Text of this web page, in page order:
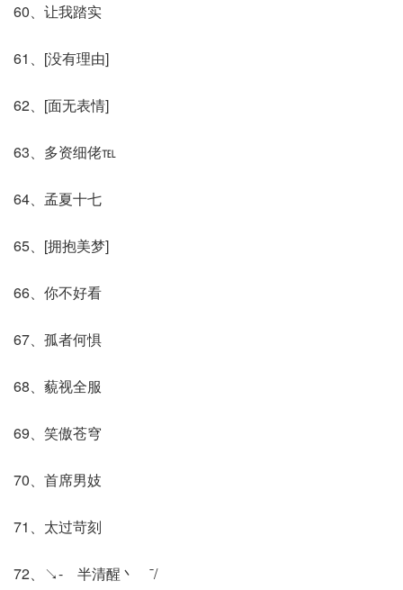
60、让我踏实
61、[没有理由]
62、[面无表情]
63、多资细佬℡
64、孟夏十七
65、[拥抱美梦]
66、你不好看
67、孤者何惧
68、藐视全服
69、笑傲苍穹
70、首席男妓
71、太过苛刻
72、↘- 半清醒丶 ˉ/